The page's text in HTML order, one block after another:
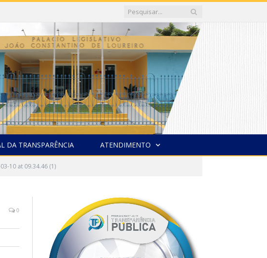
DA TRANSPARÊNCIA ATENDIMENTO
10 at 09.34.46 (1)
0